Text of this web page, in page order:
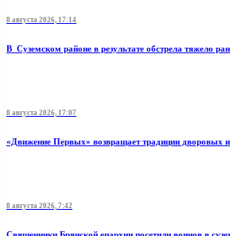
8 августа 2026, 17:14
В Суземском районе в результате обстрела тяжело
8 августа 2026, 17:07
«Движение Первых» возвращает традиции дворовых
8 августа 2026, 7:42